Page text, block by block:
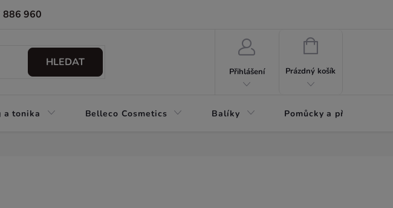
886 960
HLEDAT
Přihlášení
NÁKUPNÍ
Prázdný košík
a tonika Belleco Cosmetics Balíky Pomůcky a příslušenství